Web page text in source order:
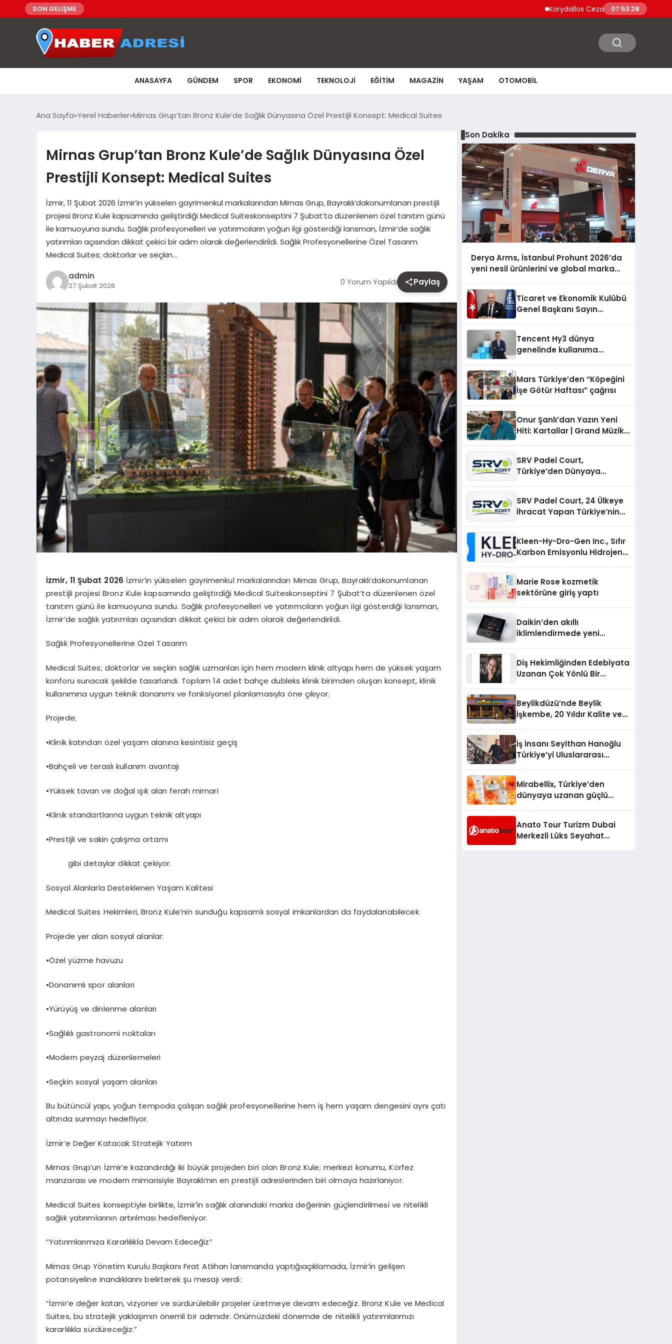
SON GELİŞME Korydallos Cezaevi’nde Türk Mahkumlar
07:53:29
ANASAYFA GÜNDEM SPOR EKONOMI TEKNOLOJI EĞITIM MAGAZIN YAŞAM OTOMOBIL
Ana Sayfa Yerel Haberler Mirnas Grup’tan Bronz Kule’de Sağlık Dünyasına Özel Prestijli Konsept: Medical Suites
Mirnas Grup’tan Bronz Kule’de Sağlık Dünyasına Özel
Prestijli Konsept: Medical Suites
İzmir, 11 Şubat 2026 İzmir’in yükselen gayrimenkul markalarından Mirnas Grup, Bayraklı’dakonumlanan prestijli
projesi Bronz Kule kapsamında geliştirdiği Medical Suiteskonseptini 7 Şubat’ta düzenlenen özel tanıtım günü
ile kamuoyuna sundu. Sağlık profesyonelleri ve yatırımcıların yoğun ilgi gösterdiği lansman, İzmir’de sağlık
yatırımları açısından dikkat çekici bir adım olarak değerlendirildi. Sağlık Profesyonellerine Özel Tasarım
Medical Suites; doktorlar ve seçkin…
admin
27 Şubat 2026 0 Yorum Yapıldı Paylaş
İzmir, 11 Şubat 2026 İzmir’in yükselen gayrimenkul markalarından Mirnas Grup, Bayraklı’dakonumlanan
prestijli projesi Bronz Kule kapsamında geliştirdiğiMedical Suiteskonseptini 7 Şubat’ta düzenlenen özel
tanıtım günü ile kamuoyuna sundu. Sağlık profesyonelleri ve yatırımcıların yoğun ilgi gösterdiğilansman,
İzmir’de sağlık yatırımları açısından dikkat çekici bir adım olarak değerlendirildi.
Sağlık Profesyonellerine Özel Tasarım
Medical Suites; doktorlar ve seçkin sağlık uzmanları için hem modern klinik altyapı hem de yüksek yaşam
konforu sunacak şekilde tasarlandı. Toplam 14 adet bahçe dubleks klinik birimden oluşan konsept, klinik
kullanımına uygun teknik donanımı ve fonksiyonel planlamasıyla öne çıkıyor.
Projede;
•Klinik katından özel yaşam alanına kesintisiz geçiş
•Bahçeli ve teraslı kullanım avantajı
•Yüksek tavan ve doğal ışık alan ferah mimari
•Klinik standartlarına uygun teknik altyapı
•Prestijli ve sakin çalışma ortamı
gibi detaylar dikkat çekiyor.
Sosyal Alanlarla Desteklenen Yaşam Kalitesi
Medical Suites Hekimleri, Bronz Kule’nin sunduğu kapsamlı sosyal imkanlardan da faydalanabilecek.
Projede yer alan sosyal alanlar:
•Özel yüzme havuzu
•Donanımlı spor alanları
•Yürüyüş ve dinlenme alanları
•Sağlıklı gastronomi noktaları
•Modern peyzaj düzenlemeleri
•Seçkin sosyal yaşam alanları
Bu bütüncül yapı, yoğun tempoda çalışan sağlık profesyonellerine hem iş hem yaşam dengesini aynı çatı
altında sunmayı hedefliyor.
İzmir’e Değer Katacak Stratejik Yatırım
Mirnas Grup’un İzmir’e kazandırdığı iki büyük projeden biri olan Bronz Kule; merkezi konumu, Körfez
manzarası ve modern mimarisiyle Bayraklı’nın en prestijli adreslerinden biri olmaya hazırlanıyor.
Medical Suites konseptiyle birlikte, İzmir’in sağlık alanındaki marka değerinin güçlendirilmesi ve nitelikli
sağlık yatırımlarının artırılması hedefleniyor.
“Yatırımlarımıza Kararlılıkla Devam Edeceğiz”
Mirnas Grup Yönetim Kurulu Başkanı Fırat Atlıhanlansmanda yaptığıaçıklamada, İzmir’in gelişen
potansiyeline inandıklarını belirterek şu mesajı verdi:
“İzmir’e değer katan,vizyoner ve sürdürülebilir projeler üretmeye devam edeceğiz. Bronz Kule veMedical
Suites, bu stratejik yaklaşımın önemli bir adımıdır. Önümüzdeki dönemde de nitelikli yatırımlarımızı
kararlılıkla sürdüreceğiz.”
Son Dakika
Derya Arms, İstanbul Prohunt 2026’da
yeni nesil ürünlerini ve global marka
Ticaret ve Ekonomik Kulübü
Genel Başkanı Sayın
şunları kaydetti:
Tencent Hy3 dünya
genelinde kullanıma
Mars Türkiye’den “Köpeğini
İşe Götür Haftası” çağrısı
Onur Şanlı’dan Yazın Yeni
Hiti: Kartallar | Grand Müzik
SRV Padel Court,
Türkiye’den Dünyaya
SRV Padel Court, 24 Ülkeye
İhracat Yapan Türkiye’nin
Kleen-Hy-Dro-Gen Inc., Sıfır
Karbon Emisyonlu Hidrojen
Aldı
Marie Rose kozmetik
sektörüne giriş yaptı
Daikin’den akıllı
iklimlendirmede yeni
Diş Hekimliğinden Edebiyata
Uzanan Çok Yönlü Bir
Beylikdüzü’nde Beylik
İşkembe, 20 Yıldır Kalite ve
İş İnsanı Seyithan Hanoğlu
Türkiye’yi Uluslararası
Mirabellix, Türkiye’den
dünyaya uzanan güçlü
Anato Tour Turizm Dubai
Merkezli Lüks Seyahat